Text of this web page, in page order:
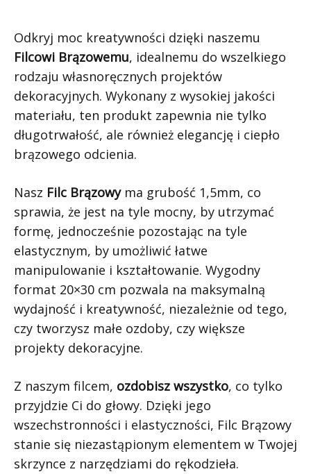
Odkryj moc kreatywności dzięki naszemu
Filcowi Brązowemu, idealnemu do wszelkiego
rodzaju własnoręcznych projektów
dekoracyjnych. Wykonany z wysokiej jakości
materiału, ten produkt zapewnia nie tylko
długotrwałość, ale również elegancję i ciepło
brązowego odcienia.
Nasz Filc Brązowyma grubość 1,5mm, co
sprawia, że jest na tyle mocny, by utrzymać
formę, jednocześnie pozostając na tyle
elastycznym, by umożliwić łatwe
manipulowanie i kształtowanie. Wygodny
format 20×30 cm pozwala na maksymalną
wydajność i kreatywność, niezależnie od tego,
czy tworzysz małe ozdoby, czy większe
projekty dekoracyjne.
Z naszym filcem, ozdobisz wszystko, co tylko
przyjdzie Ci do głowy. Dzięki jego
wszechstronności i elastyczności, Filc Brązowy
stanie się niezastąpionym elementem w Twojej
skrzynce z narzędziami do rękodzieła.